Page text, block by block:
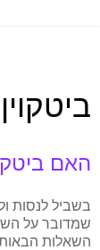
ביטקוין
האם
בשביל לנסות
שמדובר על
השאלות